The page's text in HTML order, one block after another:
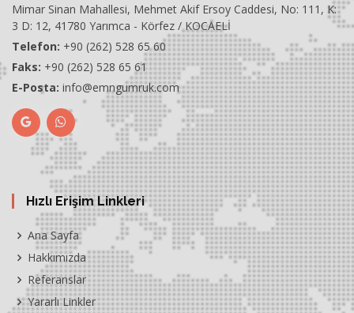
Mimar Sinan Mahallesi, Mehmet Akif Ersoy Caddesi, No: 111, K:
3 D: 12, 41780 Yarımca - Körfez / KOCAELİ
Telefon: +90 (262) 528 65 60
Faks: +90 (262) 528 65 61
E-Posta: info@emngumruk.com
Hızlı Erişim Linkleri
Ana Sayfa
Hakkımızda
Referanslar
Yararlı Linkler